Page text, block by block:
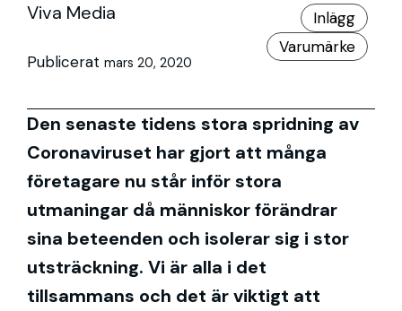
Viva Media
Publicerat mars 20, 2020
Inlägg
Varumärke
Den senaste tidens stora spridning av
Coronaviruset har gjort att många
företagare nu står inför stora
utmaningar då människor förändrar
sina beteenden och isolerar sig i stor
utsträckning. Vi är alla i det
tillsammans och det är viktigt att